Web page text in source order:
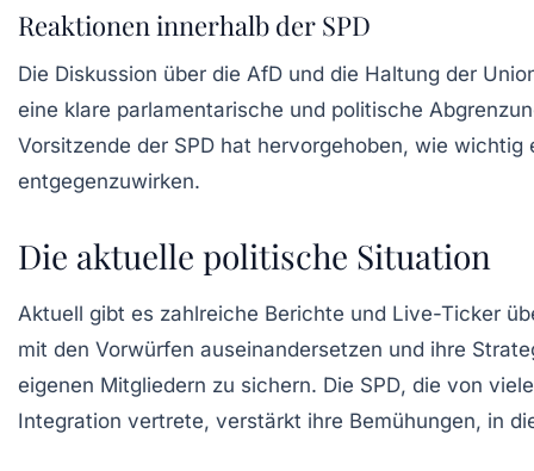
Reaktionen innerhalb der SPD
Die Diskussion über die AfD und die Haltung der
eine klare parlamentarische und politische
Vorsitzende der SPD hat hervorgehoben, wie wichtig
entgegenzuwirken.
Die aktuelle politische Situation
Aktuell gibt es zahlreiche Berichte und Live-Ticker
mit den Vorwürfen auseinandersetzen und ihre
eigenen Mitgliedern zu sichern. Die SPD, die von
Integration vertrete, verstärkt ihre Bemühungen, in